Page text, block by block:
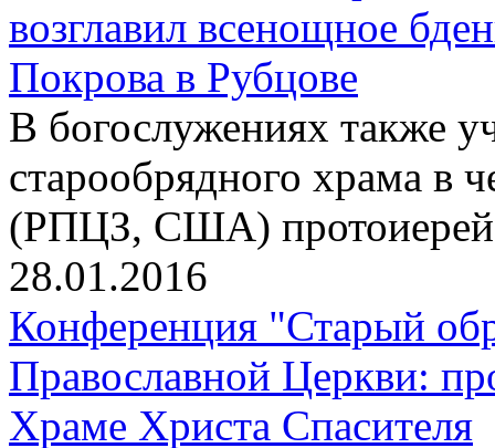
возглавил всенощное
Покрова в Рубцове
В богослужениях также
старообрядного храма в
(РПЦЗ, США)
28.01.2016
Конференция "Старый
Православной Церкви:
Храме Христа Спасителя